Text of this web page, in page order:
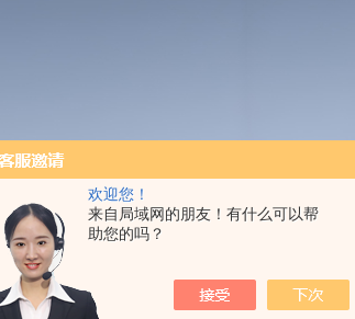
欢迎您！
来自局域网的朋友！有什么可以帮
助您的吗？